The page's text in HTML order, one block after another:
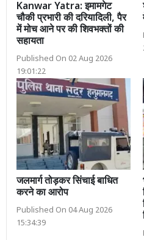
Kanwar Yatra: इमामगेट
चौकी प्रभारी की दरियादिली, पैर
में मोच आने पर की शिवभक्तों की
सहायता
Published On 02 Aug 2026
19:01:22
जलमार्ग तोड़कर सिंचाई बाधित
करने का आरोप
Published On 04 Aug 2026
15:34:39